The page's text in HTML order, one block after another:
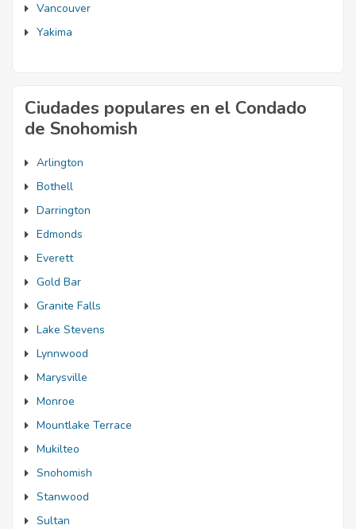
Vancouver
Yakima
Ciudades populares en el Condado
de Snohomish
Arlington
Bothell
Darrington
Edmonds
Everett
Gold Bar
Granite Falls
Lake Stevens
Lynnwood
Marysville
Monroe
Mountlake Terrace
Mukilteo
Snohomish
Stanwood
Sultan